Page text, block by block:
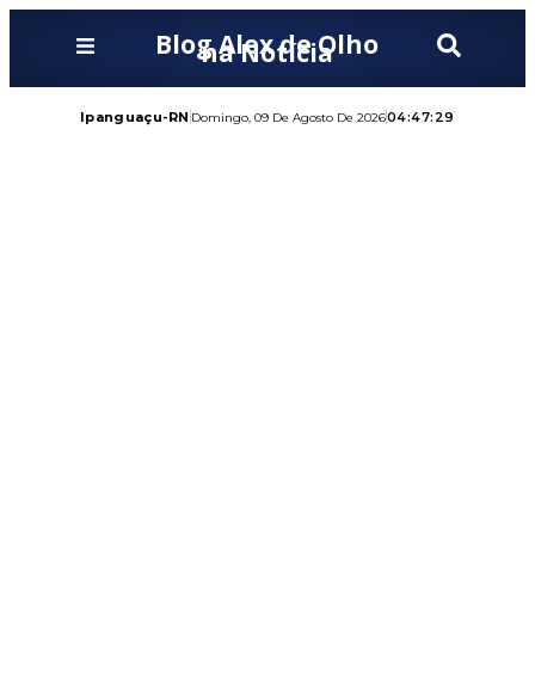
Blog Alex de Olho
na Notícia
Ipanguaçu-RN Domingo, 09 De Agosto De 202604:47:30